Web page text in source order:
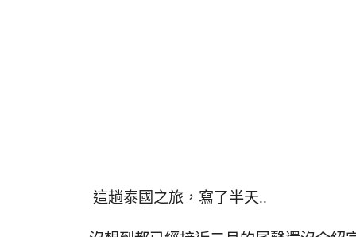
這趟泰國之旅，寫了半天..